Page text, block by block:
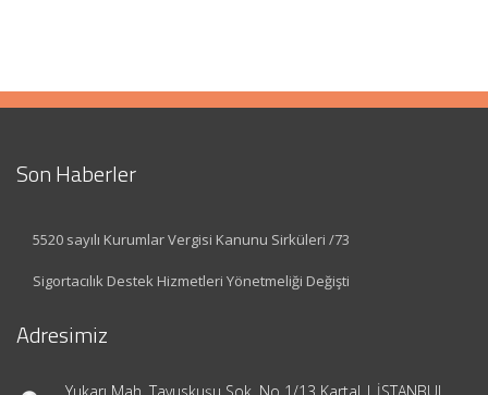
Son Haberler
5520 sayılı Kurumlar Vergisi Kanunu Sirküleri /73
Sigortacılık Destek Hizmetleri Yönetmeliği Değişti
Adresimiz
Yukarı Mah. Tavuskuşu Sok. No 1/13 Kartal | İSTANBUL